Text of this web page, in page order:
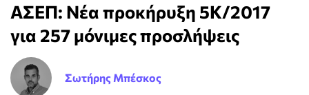
ΑΣΕΠ: Νέα προκήρυξη 5Κ/2017
για 257 μόνιμες προσλήψεις
Σωτήρης Μπέσκος